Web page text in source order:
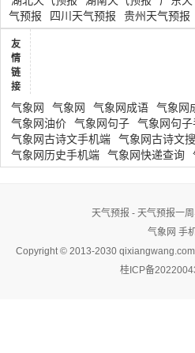
气预报
四川天气预报 贵州天气预报
友
情
链
接
气象网 气象网 气象网成语 气象网
气象网油价
气象网句子 气象网句
气象网古诗文手机端
气象网古诗文
气象网历史手机端
气象网快递查询
天气预报 - 天气预报一
气象网 手
Copyright © 2013-2030
桂ICP备